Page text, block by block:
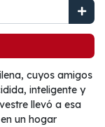
cuyos amigos
inteligente y
llevó a esa
un hogar